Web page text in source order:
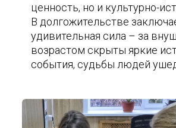
ценность, но и культурно-
В долгожительстве
удивительная сила – за
возрастом скрыты яркие
события, судьбы людей